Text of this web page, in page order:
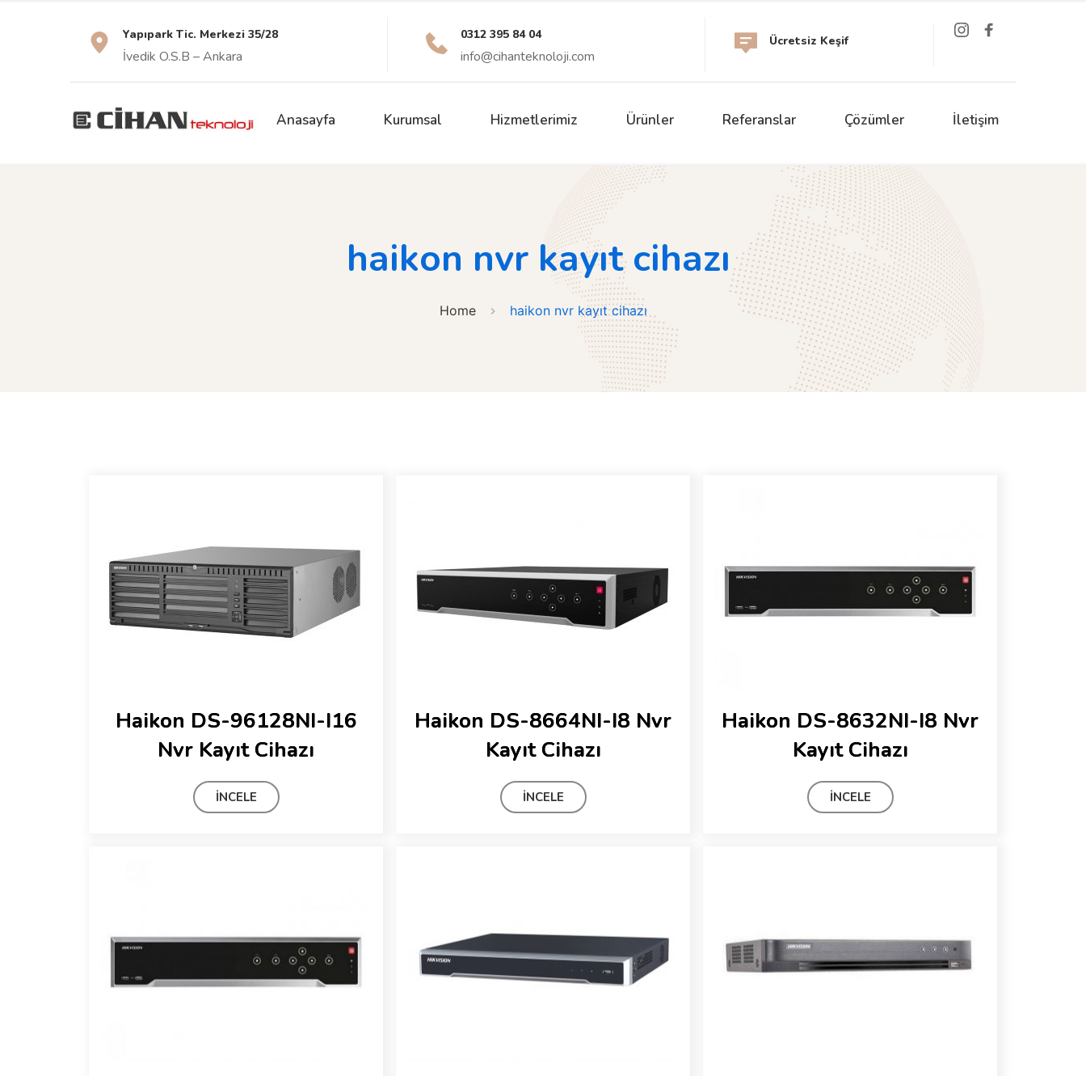
Yapıpark Tic. Merkezi 35/28
İvedik O.S.B – Ankara
0312 395 84 04
info@cihanteknoloji.com
Ücretsiz Keşif
Anasayfa Kurumsal Hizmetlerimiz Ürünler Referanslar Çözümler İletişim
haikon nvr kayıt cihazı
Home haikon nvr kayıt cihazı
Haikon DS-96128NI-I16
Nvr Kayıt Cihazı
İNCELE
Haikon DS-8664NI-I8 Nvr
Kayıt Cihazı
İNCELE
Haikon DS-8632NI-I8 Nvr
Kayıt Cihazı
İNCELE